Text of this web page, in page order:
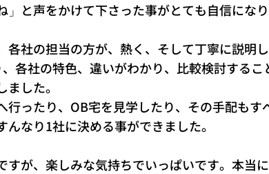
」と声をかけて下さった事がとても自信にな
各社の担当の方が、熱く、そして丁寧に説明
各社の特色、違いがわかり、比較検討する
した。
行ったり、OB宅を見学したり、その手配もす
なり1社に決める事ができました。
すが、楽しみな気持ちでいっぱいです。本当